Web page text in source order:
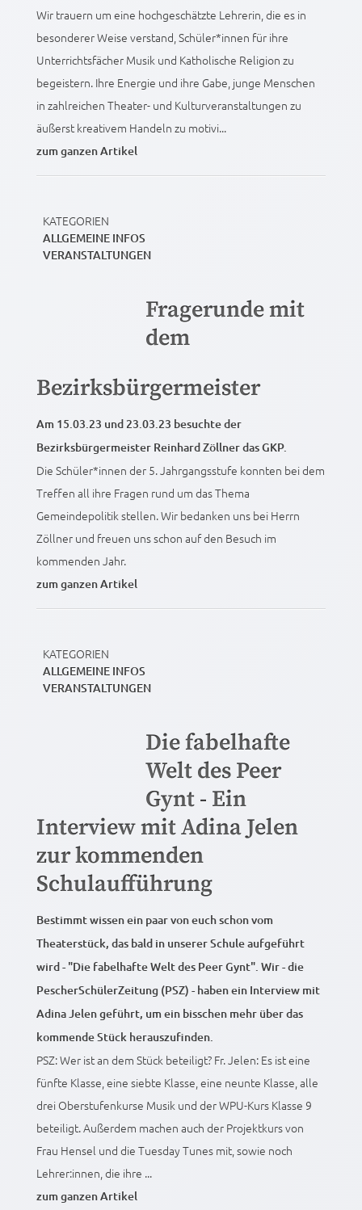
Wir trauern um eine hochgeschätzte Lehrerin, die es in
besonderer Weise verstand, Schüler*innen für ihre
Unterrichtsfächer Musik und Katholische Religion zu
begeistern. Ihre Energie und ihre Gabe, junge Menschen
in zahlreichen Theater- und Kulturveranstaltungen zu
äußerst kreativem Handeln zu motivi...
zum ganzen Artikel
KATEGORIEN
ALLGEMEINE INFOS
VERANSTALTUNGEN
Fragerunde mit
dem
Bezirksbürgermeister
Am 15.03.23 und 23.03.23 besuchte der
Bezirksbürgermeister Reinhard Zöllner das GKP.
Die Schüler*innen der 5. Jahrgangsstufe konnten bei dem
Treffen all ihre Fragen rund um das Thema
Gemeindepolitik stellen. Wir bedanken uns bei Herrn
Zöllner und freuen uns schon auf den Besuch im
kommenden Jahr.
zum ganzen Artikel
KATEGORIEN
ALLGEMEINE INFOS
VERANSTALTUNGEN
Die fabelhafte
Welt des Peer
Gynt - Ein
Interview mit Adina Jelen
zur kommenden
Schulaufführung
Bestimmt wissen ein paar von euch schon vom
Theaterstück, das bald in unserer Schule aufgeführt
wird - "Die fabelhafte Welt des Peer Gynt". Wir - die
PescherSchülerZeitung (PSZ) - haben ein Interview mit
Adina Jelen geführt, um ein bisschen mehr über das
kommende Stück herauszufinden.
PSZ: Wer ist an dem Stück beteiligt? Fr. Jelen: Es ist eine
fünfte Klasse, eine siebte Klasse, eine neunte Klasse, alle
drei Oberstufenkurse Musik und der WPU-Kurs Klasse 9
beteiligt. Außerdem machen auch der Projektkurs von
Frau Hensel und die Tuesday Tunes mit, sowie noch
Lehrer:innen, die ihre ...
zum ganzen Artikel